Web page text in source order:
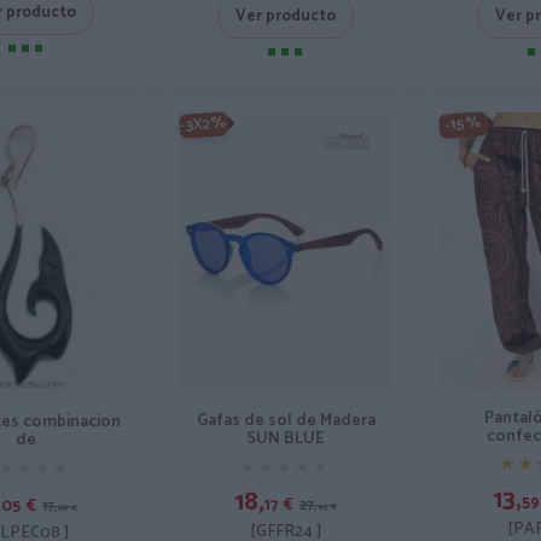
producto Ver producto Ver
combinacion
de
05 € 17,00 €
]
-3X2%
Gafas de sol de Madera
SUN BLUE
18,17 € 27,95 €
[GFFR24 ]
-15%
13,59